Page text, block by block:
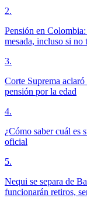
2.
Pensión en
mesada, incluso si no
3.
Corte Suprema
pensión por la edad
4.
¿Cómo saber cuál es
oficial
5.
Nequi se separa de
funcionarán retiros,